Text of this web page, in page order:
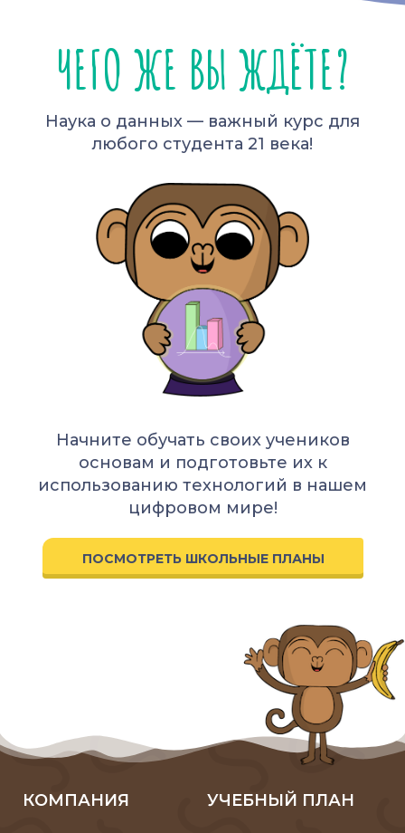
ЧЕГО ЖЕ ВЫ ЖДЁТЕ?
Наука о данных — важный курс для
любого студента 21 века!
Начните обучать своих учеников
основам и подготовьте их к
использованию технологий в нашем
цифровом мире!
ПОСМОТРЕТЬ ШКОЛЬНЫЕ ПЛАНЫ
КОМПАНИЯ УЧЕБНЫЙ ПЛАН